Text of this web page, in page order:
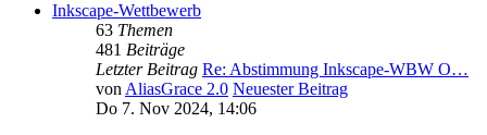
Inkscape-Wettbewerb
63 Themen
481 Beiträge
Letzter Beitrag Re: Abstimmung Inkscape-WBW O…
vonAliasGrace 2.0 Neuester Beitrag
Do 7. Nov 2024, 14:06